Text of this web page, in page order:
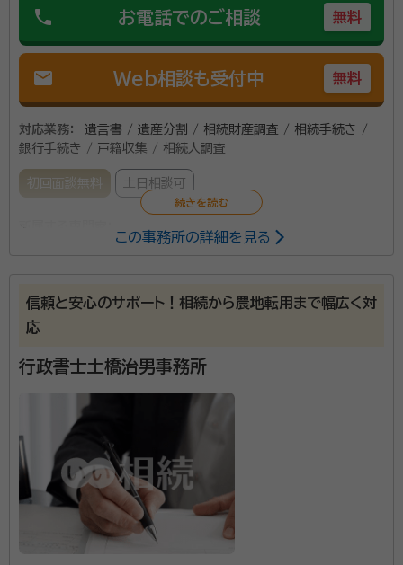
phone お電話でのご相談 無料
mail Web相談も受付中 無料
対応業務：
遺言書 / 遺産分割 / 相続財産調査 / 相続手続き /
銀行手続き / 戸籍収集 / 相続人調査
初回面談無料 土日相談可
「こんなこと、いったい誰に相談すればいいのかわから
ない」といったお悩みから、一刻も早く解決したいとい
う思いまで親切丁寧に対応しています。 主な業務内容
査、財産調査、遺産分割協議書の作成などです。 「手続
きにはどれくらいの金額がかかるのだろう」と不安に思
うことが多いものですが、飛澤行政書士事務所は明朗会
計に努めており、見積りも可能です。 札幌で遺産相続に
関するお悩みがある方は、些細なことでもお気軽にご相
談してみると良いでしょう。
行政書士
所属団体： 北海道行政書士会
この事務所の詳細を見る
信頼と安心のサポート！相続から農地転用まで幅広く対
応
行政書士土橋治男事務所